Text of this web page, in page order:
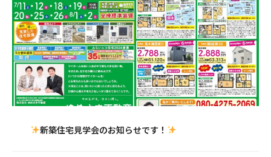
新築住宅見学会のお知らせです！